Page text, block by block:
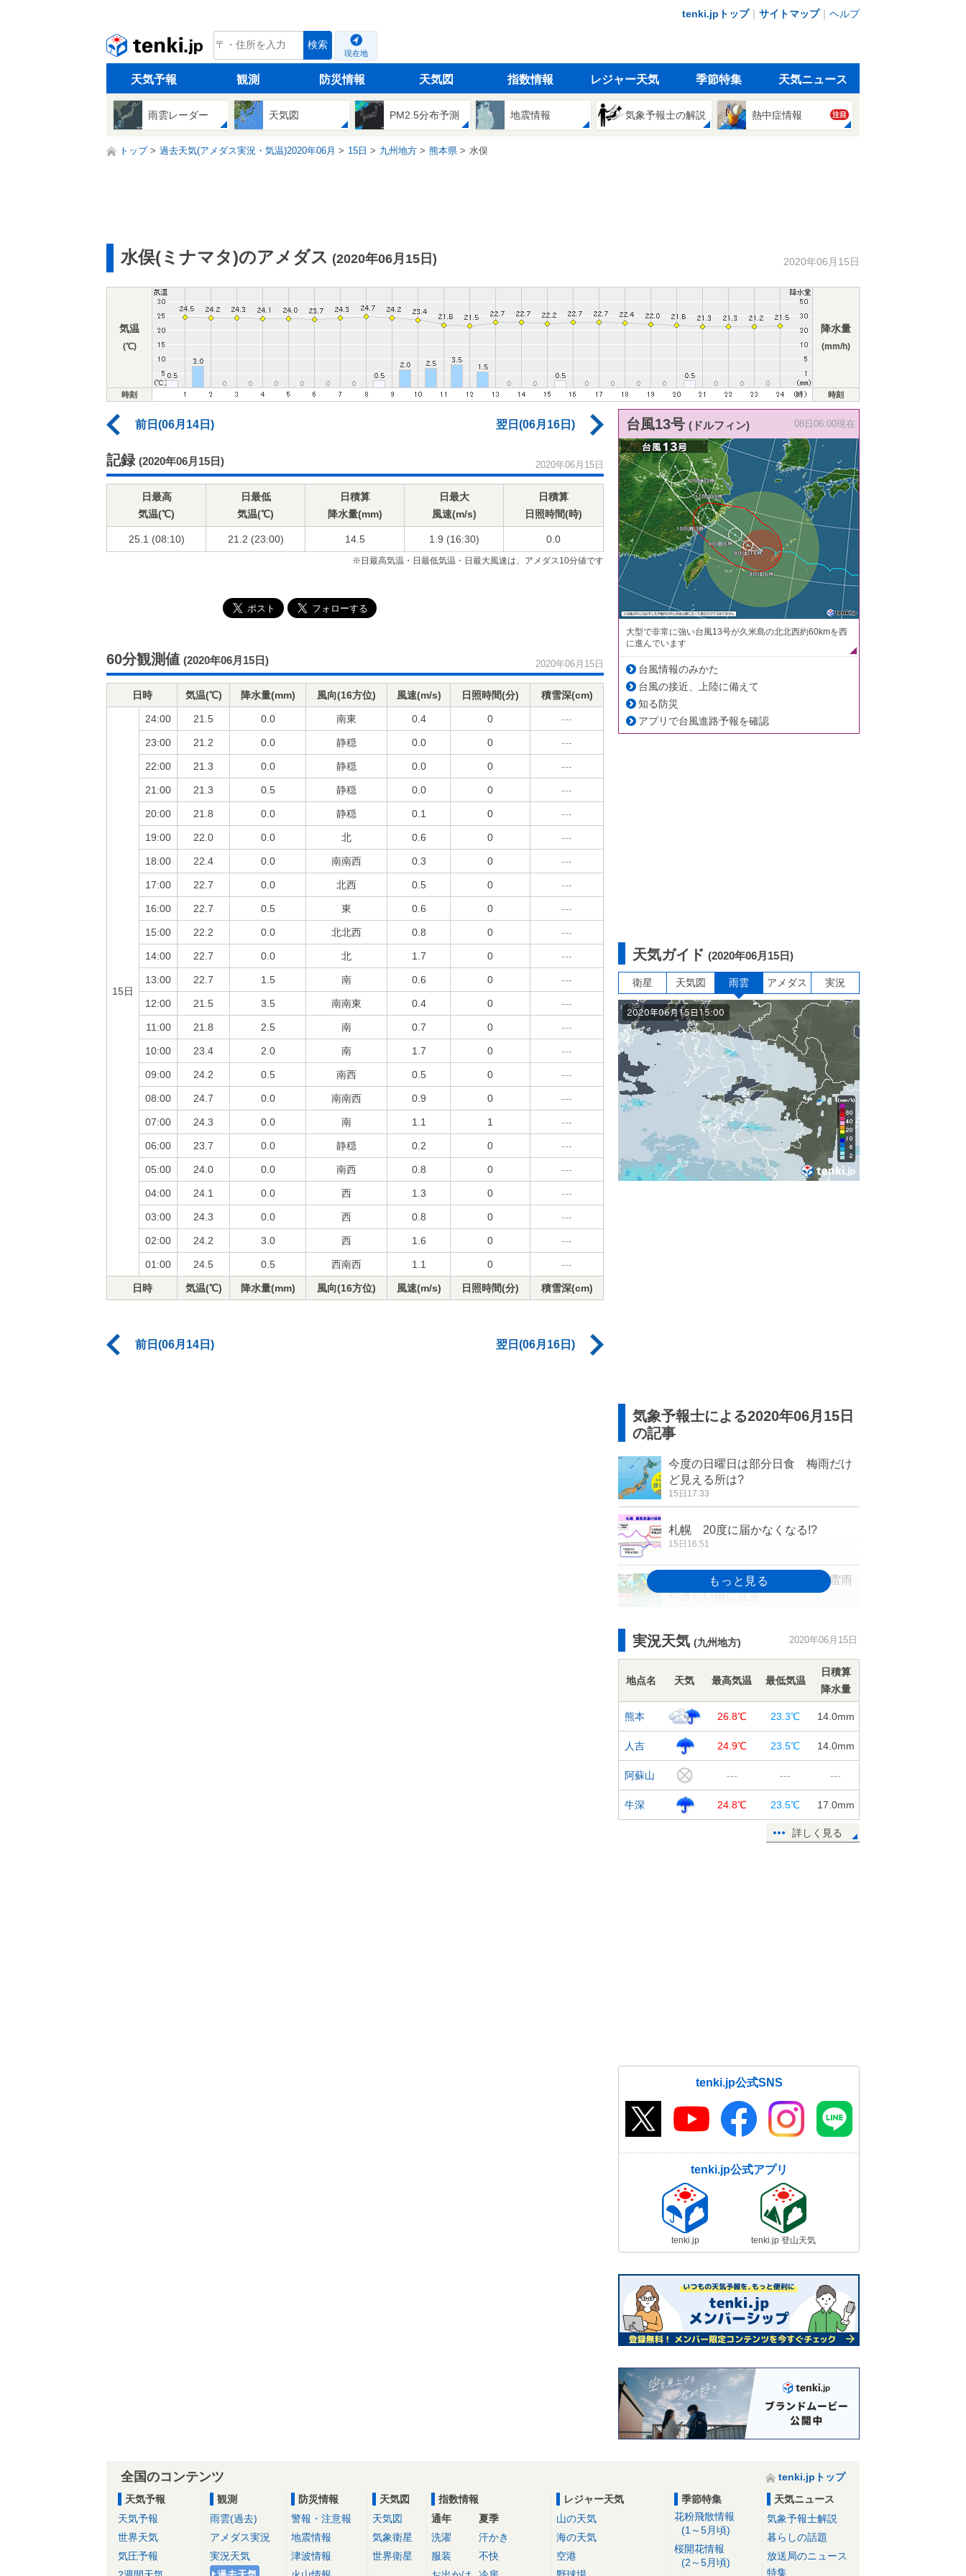
tenki.jpトップ｜ サイトマップ｜ ヘルプ
tenki.jp 検索
現在地
天気予報 観測 防災情報 天気図 指数情報 レジャー天気 季節特集 天気ニュース
雨雲レーダー 天気図 PM2.5分布予測 地震情報 気象予報士の解説 熱中症情報 注目
トップ 過去天気(アメダス実況・気温)2020年06月 15日 九州地方 熊本県 水俣
水俣(ミナマタ)のアメダス (2020年06月15日) 2020年06月15日
気温
(℃)
降水量
(mm/h)
時刻 時刻
前日(06月14日) 翌日(06月16日)
記録 (2020年06月15日) 2020年06月15日
日最高
気温(℃)
日最低
気温(℃)
日積算
降水量(mm)
日最大
風速(m/s)
日積算
日照時間(時)
25.1 (08:10) 21.2 (23:00) 14.5 1.9 (16:30) 0.0
※日最高気温・日最低気温・日最大風速は、アメダス10分値です
60分観測値 (2020年06月15日) 2020年06月15日
日時 気温(℃) 降水量(mm) 風向(16方位) 風速(m/s) 日照時間(分) 積雪深(cm)
15日
24:00 21.5 0.0 南東 0.4 0 ---
23:00 21.2 0.0 静穏 0.0 0 ---
22:00 21.3 0.0 静穏 0.0 0 ---
21:00 21.3 0.5 静穏 0.0 0 ---
20:00 21.8 0.0 静穏 0.1 0 ---
19:00 22.0 0.0 北 0.6 0 ---
18:00 22.4 0.0 南南西 0.3 0 ---
17:00 22.7 0.0 北西 0.5 0 ---
16:00 22.7 0.5 東 0.6 0 ---
15:00 22.2 0.0 北北西 0.8 0 ---
14:00 22.7 0.0 北 1.7 0 ---
13:00 22.7 1.5 南 0.6 0 ---
12:00 21.5 3.5 南南東 0.4 0 ---
11:00 21.8 2.5 南 0.7 0 ---
10:00 23.4 2.0 南 1.7 0 ---
09:00 24.2 0.5 南西 0.5 0 ---
08:00 24.7 0.0 南南西 0.9 0 ---
07:00 24.3 0.0 南 1.1 1 ---
06:00 23.7 0.0 静穏 0.2 0 ---
05:00 24.0 0.0 南西 0.8 0 ---
04:00 24.1 0.0 西 1.3 0 ---
03:00 24.3 0.0 西 0.8 0 ---
02:00 24.2 3.0 西 1.6 0 ---
01:00 24.5 0.5 西南西 1.1 0 ---
日時 気温(℃) 降水量(mm) 風向(16方位) 風速(m/s) 日照時間(分) 積雪深(cm)
前日(06月14日) 翌日(06月16日)
台風13号 (ドルフィン) 08日06:00現在
大型で非常に強い台風13号が久米島の北北西約60kmを西
に進んでいます
台風情報のみかた
台風の接近、上陸に備えて
知る防災
アプリで台風進路予報を確認
天気ガイド (2020年06月15日)
衛星 天気図 雨雲 アメダス 実況
気象予報士による2020年06月15日
の記事
今度の日曜日は部分日食 梅雨だけ
ど見える所は?
15日17:33
札幌 20度に届かなくなる!?
15日16:51
あすも関東は気温上昇 午後は雷雨
や激しい雨に注意
静岡市や栃木県佐野市で35℃超 東
週末にかけて、北日本や東日本は暑
さが和らぎ、ヒンヤリする所も
15日12:42
15～16日 鹿児島県に梅雨前線停
滞 土砂災害に警戒
15日11:19
都心はすでに30℃に 梅雨の晴れ間
実況天気 (九州地方) 2020年06月15日
地点名 天気 最高気温 最低気温
日積算
降水量
熊本 26.8℃ 23.3℃ 14.0mm
人吉 24.9℃ 23.5℃ 14.0mm
阿蘇山 --- --- ---
牛深 24.8℃ 23.5℃ 17.0mm
詳しく見る
tenki.jp公式SNS
tenki.jp公式アプリ
tenki.jp tenki.jp 登山天気
全国のコンテンツ
tenki.jpトップ
天気予報
天気予報
世界天気
気圧予報
観測
雨雲(過去)
アメダス実況
実況天気
防災情報
警報・注意報
地震情報
津波情報
天気図
天気図
気象衛星
世界衛星
指数情報
通年
洗濯
服装
夏季
汗かき
不快
レジャー天気
山の天気
海の天気
空港
季節特集
花粉飛散情報
(1～5月頃)
桜開花情報
(2～5月頃)
天気ニュース
気象予報士解説
暮らしの話題
放送局のニュース
特集